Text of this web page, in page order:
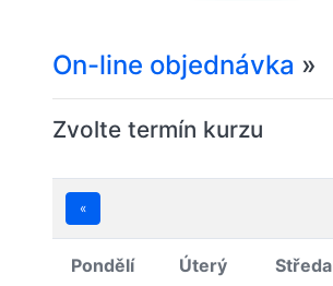
On-line objednávka »
Zvolte termín kurzu
«
Pondělí Úterý Středa